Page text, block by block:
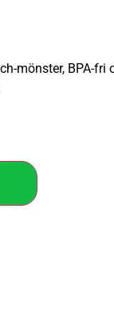
mönster, BPA-